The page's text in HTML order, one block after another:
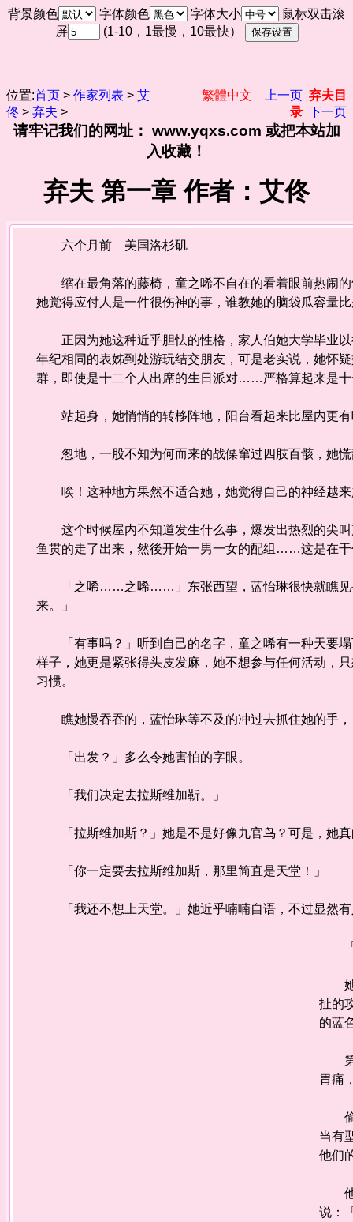
背景颜色 字体颜色 字体大小
鼠标双击滚
屏
(1-10，1最慢，10最快）
位置:首页 > 作家列表 > 艾
佟 > 弃夫 >
繁體中文 上一页 弃夫目
录 下一页
请牢记我们的网址： www.yqxs.com 或把本站加
入收藏！
弃夫 第一章 作者：艾佟
六个月前 美国洛杉矶
缩在最角落的藤椅，童之唏不自在的看着眼前热闹的
她觉得应付人是一件很伤神的事，谁教她的脑袋瓜容量
正因为她这种近乎胆怯的性格，家人伯她大学毕业以
年纪相同的表姊到处游玩结交朋友，可是老实说，她怀
群，即使是十二个人出席的生日派对……严格算起来是
站起身，她悄悄的转栘阵地，阳台看起来比屋内更有
怱地，一股不知为何而来的战傈窜过四肢百骸，她慌
唉！这种地方果然不适合她，她觉得自己的神经越来
这个时候屋内不知道发生什么事，爆发出热烈的尖叫
鱼贯的走了出来，然後开始一男一女的配组……这是在
「之唏……之唏……」东张西望，蓝怡琳很快就瞧见畏
来。」
「有事吗？」听到自己的名字，童之唏有一种天要塌
样子，她更是紧张得头皮发麻，她不想参与任何活动，
习惯。
瞧她慢吞吞的，蓝怡琳等不及的冲过去抓住她的手，
「出发？」多么令她害怕的字眼。
「我们决定去拉斯维加靳。」
「拉斯维加斯？」她是不是好像九官鸟？可是，她真
「你一定要去拉斯维加斯，那里简直是天堂！」
「我还不想上天堂。」她近乎喃喃自语，不过显然有
「
她
扯的
的蓝
第
胃痛
偷
当有
他们
他
说：